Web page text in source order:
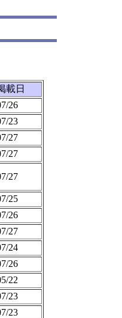
載日
26
23
27
27
27
25
26
27
24
26
22
23
23